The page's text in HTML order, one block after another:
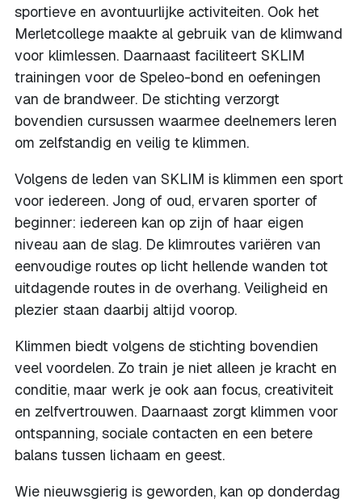
sportieve en avontuurlijke activiteiten. Ook het
Merletcollege maakte al gebruik van de klimwand
voor klimlessen. Daarnaast faciliteert SKLIM
trainingen voor de Speleo-bond en oefeningen
van de brandweer. De stichting verzorgt
bovendien cursussen waarmee deelnemers leren
om zelfstandig en veilig te klimmen.
Volgens de leden van SKLIM is klimmen een sport
voor iedereen. Jong of oud, ervaren sporter of
beginner: iedereen kan op zijn of haar eigen
niveau aan de slag. De klimroutes variëren van
eenvoudige routes op licht hellende wanden tot
uitdagende routes in de overhang. Veiligheid en
plezier staan daarbij altijd voorop.
Klimmen biedt volgens de stichting bovendien
veel voordelen. Zo train je niet alleen je kracht en
conditie, maar werk je ook aan focus, creativiteit
en zelfvertrouwen. Daarnaast zorgt klimmen voor
ontspanning, sociale contacten en een betere
balans tussen lichaam en geest.
Wie nieuwsgierig is geworden, kan op donderdag